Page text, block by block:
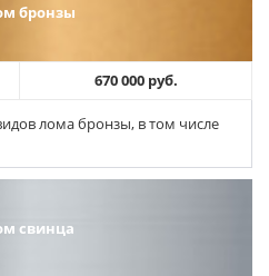
бронзы
670 000 руб.
лома бронзы, в том числе
свинца